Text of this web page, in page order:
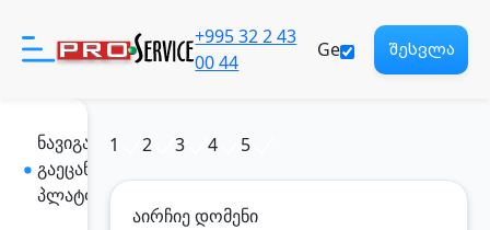
პროდუქტები
+995 32 2 43
00 44
Ge შესვლა
ნავიგაცია
გაეცანი ჩვენს
პლატფორმას
1 2 3 4 5
აირჩიე დომენი